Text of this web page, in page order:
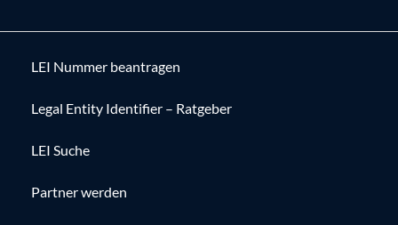
LEI Nummer beantragen
Legal Entity Identifier – Ratgeber
LEI Suche
Partner werden